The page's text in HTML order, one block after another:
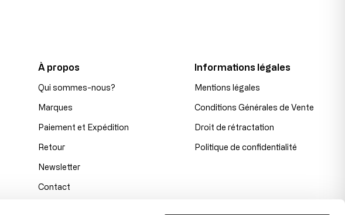
À propos
Qui sommes-nous?
Marques
Paiement et Expédition
Retour
Newsletter
Contact
Informations légales
Mentions légales
Conditions Générales de Vente
Droit de rétractation
Politique de confidentialité